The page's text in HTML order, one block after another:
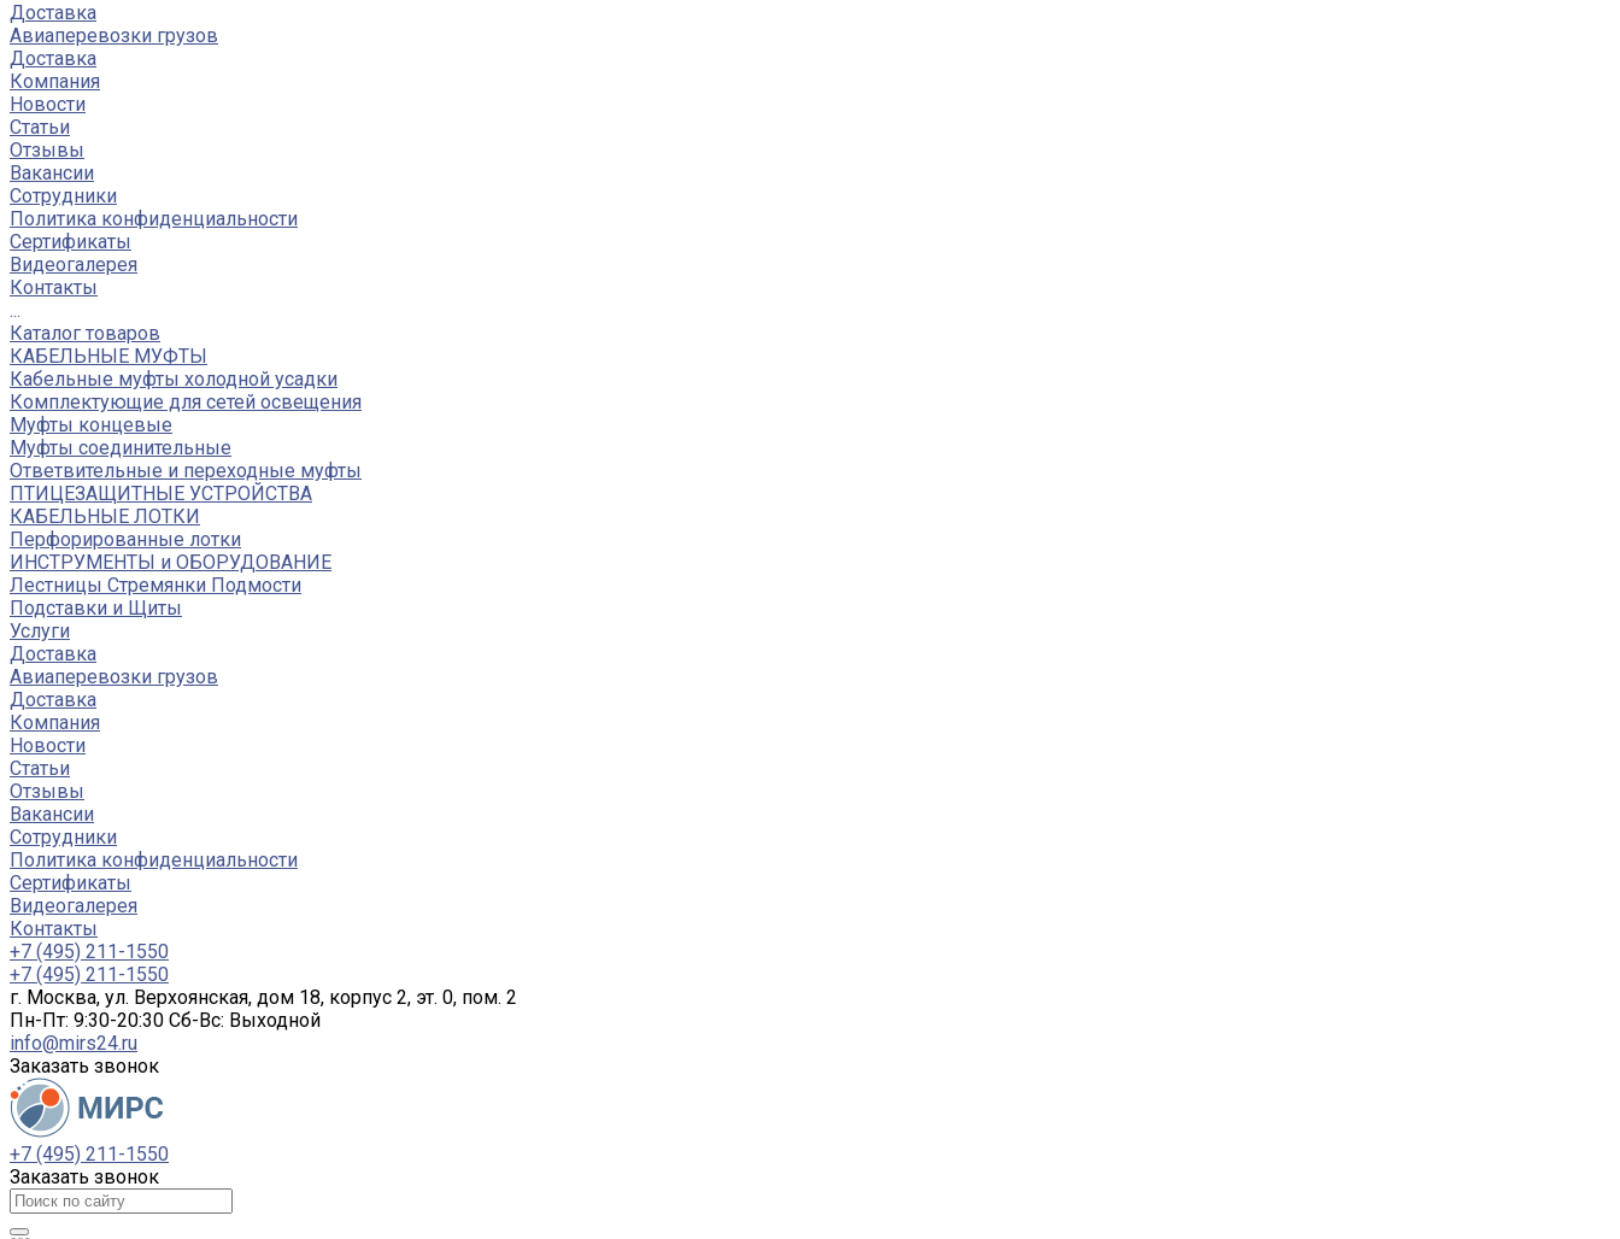
Доставка
Авиаперевозки грузов
Доставка
Компания
Новости
Статьи
Отзывы
Вакансии
Сотрудники
Политика конфиденциальности
Сертификаты
Видеогалерея
Контакты
...
Каталог товаров
КАБЕЛЬНЫЕ МУФТЫ
Кабельные муфты холодной усадки
Комплектующие для сетей освещения
Муфты концевые
Муфты соединительные
Ответвительные и переходные муфты
ПТИЦЕЗАЩИТНЫЕ УСТРОЙСТВА
КАБЕЛЬНЫЕ ЛОТКИ
Перфорированные лотки
ИНСТРУМЕНТЫ и ОБОРУДОВАНИЕ
Лестницы Стремянки Подмости
Подставки и Щиты
Услуги
Доставка
Авиаперевозки грузов
Доставка
Компания
Новости
Статьи
Отзывы
Вакансии
Сотрудники
Политика конфиденциальности
Сертификаты
Видеогалерея
Контакты
+7 (495) 211-1550
+7 (495) 211-1550
г. Москва, ул. Верхоянская, дом 18, корпус 2, эт. 0, пом. 2
Пн-Пт: 9:30-20:30 Cб-Вс: Выходной
info@mirs24.ru
Заказать звонок
+7 (495) 211-1550
Заказать звонок